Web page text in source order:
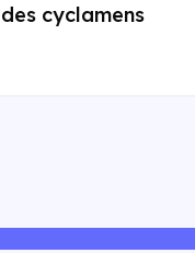
cyclamens